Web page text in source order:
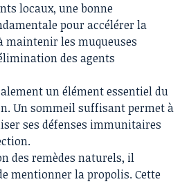
locaux, une bonne
pour accélérer la
maintenir les muqueuses
des agents
un élément essentiel du
Un sommeil suffisant permet à
ses défenses immunitaires
des remèdes naturels, il
mentionner la propolis. Cette